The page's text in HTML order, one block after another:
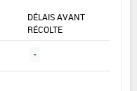
DÉLAIS AVANT
RÉCOLTE
-